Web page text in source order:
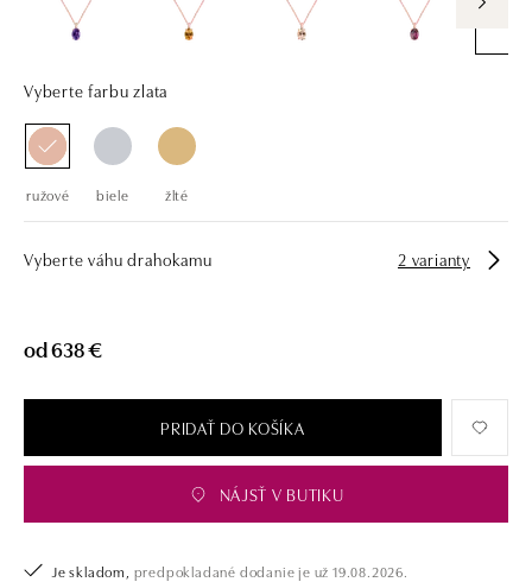
Vyberte farbu zlata
ružové biele žlté
Vyberte váhu drahokamu 2 varianty
od 638 €
PRIDAŤ DO KOŠÍKA
NÁJSŤ V BUTIKU
Je skladom, predpokladané dodanie je už 19.08.2026.